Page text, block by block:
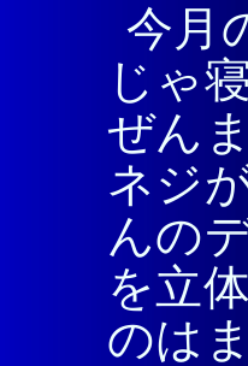
今月
じゃ
ぜん
ネジ
んの
を立
のは